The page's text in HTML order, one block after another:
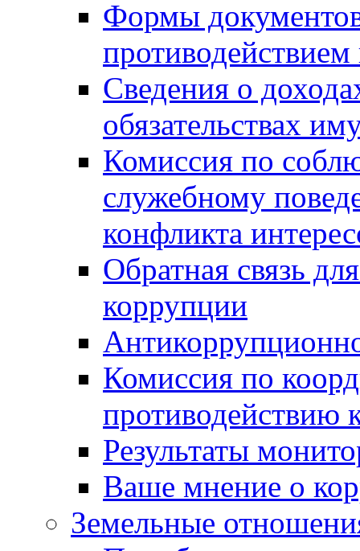
Формы
Сведения о
обязательствах
Комиссия по
служебному
конфликта
Обратная связь
коррупции
Комиссия по
противодействию
Результаты
Ваше мнение о
Земельные